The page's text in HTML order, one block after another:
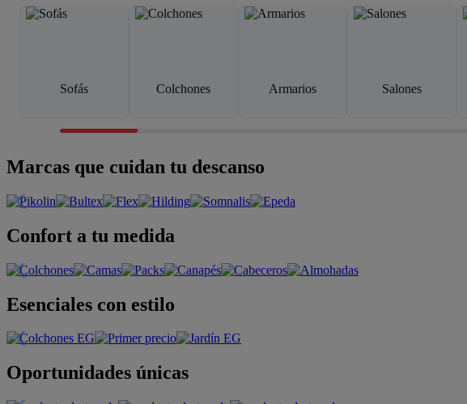
Sofás Colchones Armarios Salones
Marcas que cuidan tu descanso
Confort a tu medida
Esenciales con estilo
Oportunidades únicas